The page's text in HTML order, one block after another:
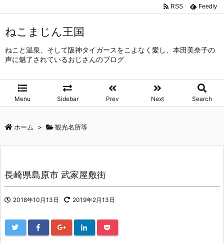
ねこまじん王国
ねこと温泉、そして阪神タイガースをこよなく愛し、本田美奈子の
声に魅了されているおじさんのブログ
Menu Sidebar Prev Next Search
RSS Feedly
ホーム > 観光名所等
長崎県島原市 武家屋敷街
2018年10月13日 2019年2月13日